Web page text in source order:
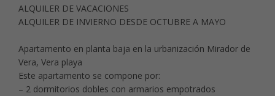
ALQUILER DE VACACIONES
ALQUILER DE INVIERNO DESDE OCTUBRE A MAYO
Apartamento en planta baja en la urbanización Mirador de
Vera, Vera playa
Este apartamento se compone por:
– 2 dormitorios dobles con armarios empotrados